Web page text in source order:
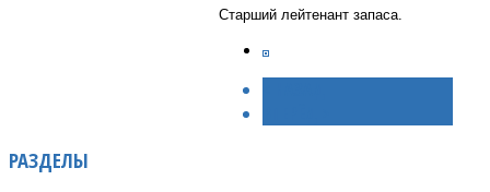
Старший лейтенант запаса.
РАЗДЕЛЫ